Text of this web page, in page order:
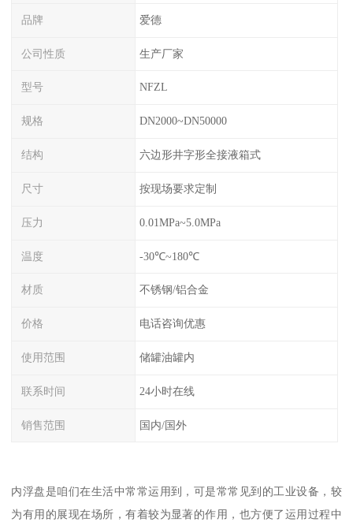
品牌 爱德
公司性质 生产厂家
型号 NFZL
规格 DN2000~DN50000
结构 六边形井字形全接液箱式
尺寸 按现场要求定制
压力 0.01MPa~5.0MPa
温度 -30℃~180℃
材质 不锈钢/铝合金
价格 电话咨询优惠
使用范围 储罐油罐内
联系时间 24小时在线
销售范围 国内/国外
内浮盘是咱们在生活中常常运用到，可是常常见到的工业设备，较
为有用的展现在场所，有着较为显著的作用，也方便了运用过程中